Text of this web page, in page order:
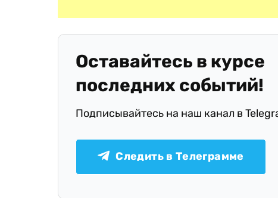
Оставайтесь в курсе
последних событий!
Подписывайтесь на наш канал в
Следить в Телеграмме